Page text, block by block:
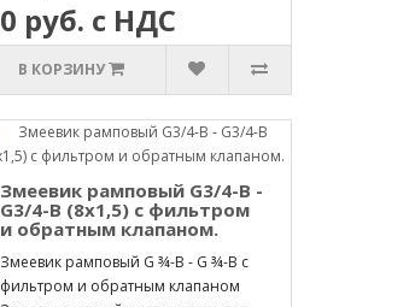
0 руб. с НДС
В КОРЗИНУ
Змеевик рамповый G3/4-B -
G3/4-B (8х1,5) с фильтром
и обратным клапаном.
Змеевик рамповый G ¾-B - G ¾-B с
фильтром и обратным клапаном